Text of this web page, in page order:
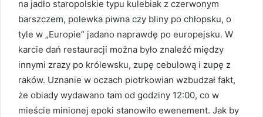
na jadło staropolskie typu kulebiak z czerwonym
barszczem, polewka piwna czy bliny po chłopsku, o
tyle w „Europie” jadano naprawdę po europejsku. W
karcie dań restauracji można było znaleźć między
innymi zrazy po królewsku, zupę cebulową i zupę z
raków. Uznanie w oczach piotrkowian wzbudzał fakt,
że obiady wydawano tam od godziny 12:00, co w
mieście minionej epoki stanowiło ewenement. Jak by